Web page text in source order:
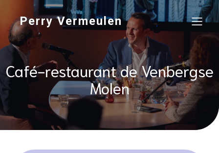
Perry Vermeulen
Café-restaurant de Venbergse
Molen